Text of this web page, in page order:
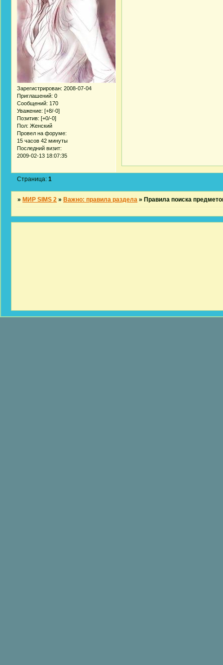
Зарегистрирован: 2008-07-04
Приглашений: 0
Сообщений: 170
Уважение: [+8/-0]
Позитив: [+0/-0]
Пол: Женский
Провел на форуме:
15 часов 42 минуты
Последний визит:
2009-02-13 18:07:35
Страница:1
» МИР SIMS 2 » Важно: правила раздела » Правила поиска